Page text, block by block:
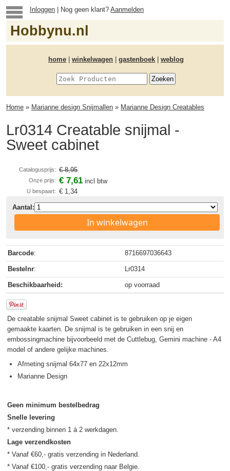
Inloggen | Nog geen klant?Aanmelden
Hobbynu.nl
home winkelwagen gastenboek weblog
Home » Marianne design Snijmallen » Marianne Design Creatables
Lr0314 Creatable snijmal -
Sweet cabinet
Catalogusprijs: € 8,95
Onze prijs: € 7,61 incl btw
U bespaart: € 1,34
Aantal:
In winkelwagen
Barcode: 8716697036643
Bestelnr: Lr0314
Beschikbaarheid: op voorraad
De creatable snijmal Sweet cabinet is te gebruiken op je eigen
gemaakte kaarten. De snijmal is te gebruiken in een snij en
embossingmachine bijvoorbeeld met de Cuttlebug, Gemini machine - A4
model of andere gelijke machines.
Afmeting snijmal 64x77 en 22x12mm
Marianne Design
Geen minimum bestelbedrag
Snelle levering
Lage verzendkosten
* Vanaf €60,- gratis verzending in Nederland.